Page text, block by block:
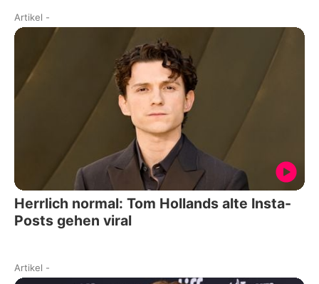
Artikel -
Herrlich normal: Tom Hollands alte Insta-
Posts gehen viral
Artikel -